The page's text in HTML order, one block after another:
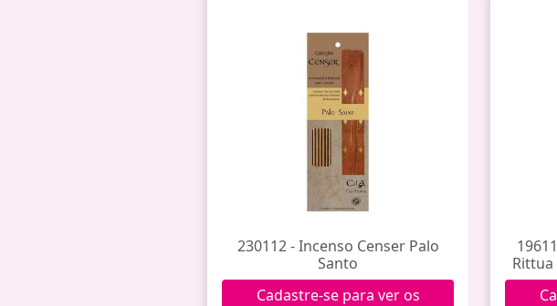
230112 - Incenso Censer Palo
Santo
Cadastre-se para ver os
Rittua